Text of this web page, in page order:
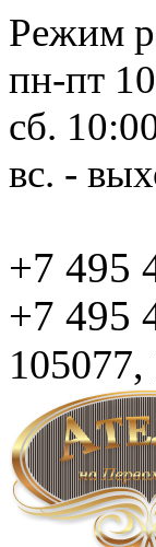
Режим
пн-пт
сб.
вс. -
+7 495
+7 495